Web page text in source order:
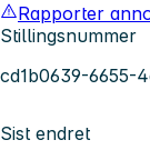
Rapporter
Stillingsnummer
cd1b0639-6655-
Sist endret